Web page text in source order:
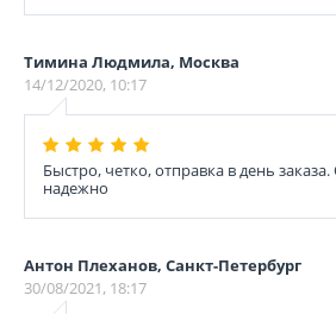
Тимина Людмила, Москва
14/12/2020, 10:17
Быстро, четко, отправка в день
надежно
Антон Плеханов, Санкт-Петербург
30/08/2021, 18:17